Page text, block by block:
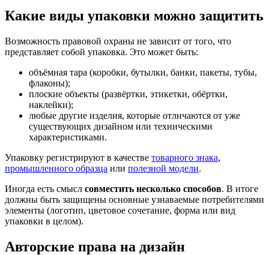
Какие виды упаковки можно защитить
Возможность правовой охраны не зависит от того, что
представляет собой упаковка. Это может быть:
объёмная тара (коробки, бутылки, банки, пакеты, тубы,
флаконы);
плоские объекты (развёртки, этикетки, обёртки,
наклейки);
любые другие изделия, которые отличаются от уже
существующих дизайном или техническими
характеристиками.
Упаковку регистрируют в качестве товарного знака,
промышленного образца или полезной модели.
Иногда есть смысл совместить несколько способов. В итоге
должны быть защищены основные узнаваемые потребителями
элементы (логотип, цветовое сочетание, форма или вид
упаковки в целом).
Авторские права на дизайн